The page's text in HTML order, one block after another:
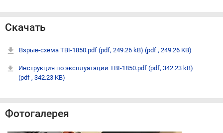
Скачать
Взрыв-схема TBI-1850.pdf (pdf, 249.26 kB) (pdf , 249.26 KB)
Инструкция по эксплуатации TBI-1850.pdf (pdf, 342.23 kB)
(pdf , 342.23 KB)
Фотогалерея